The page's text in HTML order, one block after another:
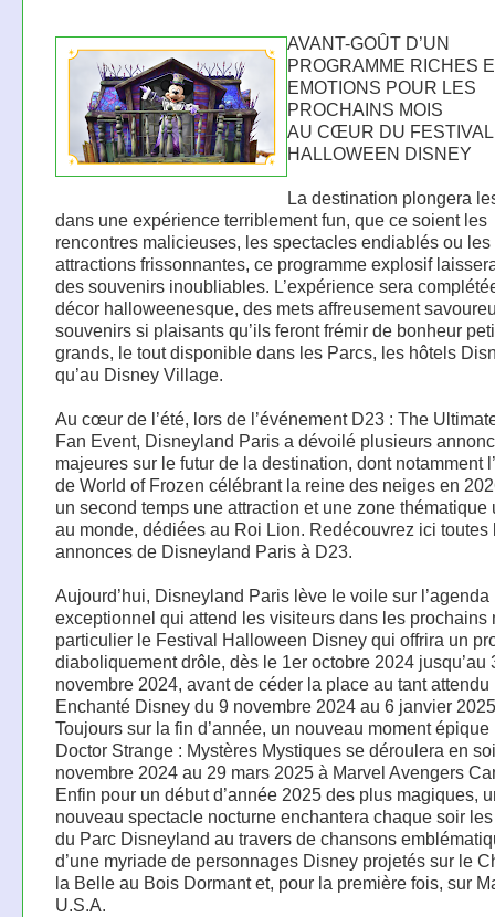
AVANT-GOÛT D’UN
PROGRAMME RICHES
EMOTIONS POUR LES
PROCHAINS MOIS
AU CŒUR DU FESTIVAL
HALLOWEEN DISNEY
La destination plongera
dans une expérience terriblement fun, que ce soient les
rencontres malicieuses, les spectacles endiablés ou les
attractions frissonnantes, ce programme explosif
des souvenirs inoubliables. L’expérience sera
décor halloweenesque, des mets affreusement
souvenirs si plaisants qu’ils feront frémir de bonheur
grands, le tout disponible dans les Parcs, les hôtels
qu’au Disney Village.
Au cœur de l’été, lors de l’événement D23 : The
Fan Event, Disneyland Paris a dévoilé plusieurs
majeures sur le futur de la destination, dont notamment
de World of Frozen célébrant la reine des neiges en
un second temps une attraction et une zone thématique
au monde, dédiées au Roi Lion. Redécouvrez ici toutes
annonces de Disneyland Paris à D23.
Aujourd’hui, Disneyland Paris lève le voile sur l’agenda
exceptionnel qui attend les visiteurs dans les prochains
particulier le Festival Halloween Disney qui offrira un
diaboliquement drôle, dès le 1er octobre 2024 jusqu’au
novembre 2024, avant de céder la place au tant attendu
Enchanté Disney du 9 novembre 2024 au 6 janvier
Toujours sur la fin d’année, un nouveau moment
Doctor Strange : Mystères Mystiques se déroulera en
novembre 2024 au 29 mars 2025 à Marvel Avengers
Enfin pour un début d’année 2025 des plus magiques,
nouveau spectacle nocturne enchantera chaque soir
du Parc Disneyland au travers de chansons
d’une myriade de personnages Disney projetés sur le
la Belle au Bois Dormant et, pour la première fois, sur
U.S.A.